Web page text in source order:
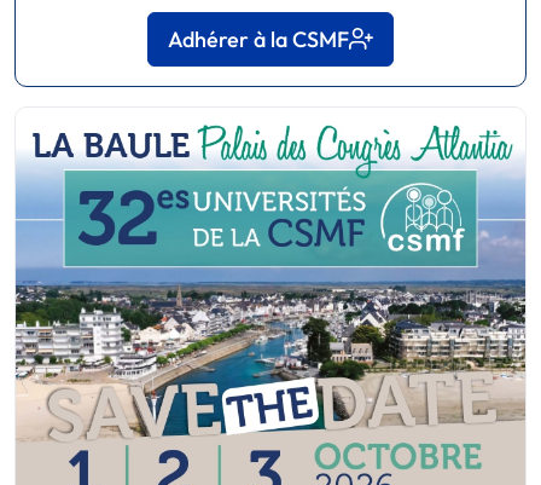
Adhérer à la CSMF